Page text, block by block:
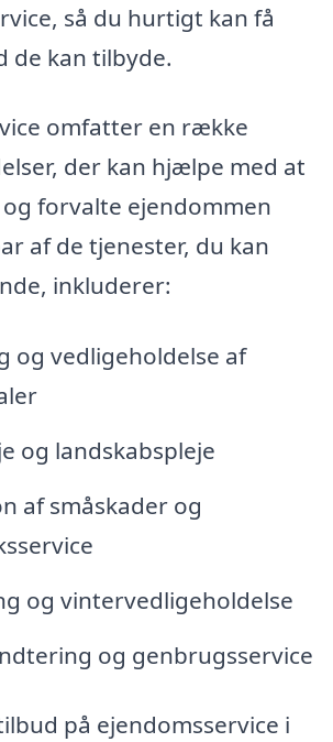
så du hurtigt kan få
de kan tilbyde.
omfatter en række
der kan hjælpe med at
forvalte ejendommen
af de tjenester, du kan
inkluderer:
og vedligeholdelse af
og landskabspleje
af småskader og
og vintervedligeholdelse
og genbrugsservice
på ejendomsservice i